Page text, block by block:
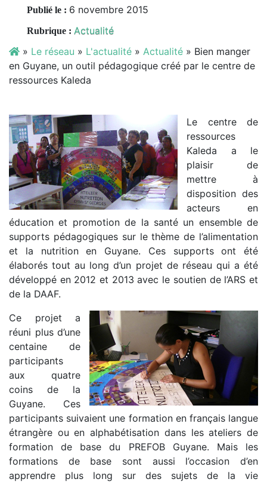
Publié le : 6 novembre 2015
Rubrique : Actualité
» Le réseau » L'actualité » Actualité » Bien manger
en Guyane, un outil pédagogique créé par le centre de
ressources Kaleda
Le centre de
ressources
Kaleda a le
plaisir de
mettre à
disposition des
acteurs en
éducation et promotion de la santé un ensemble de
supports pédagogiques sur le thème de l’alimentation
et la nutrition en Guyane. Ces supports ont été
élaborés tout au long d’un projet de réseau qui a été
développé en 2012 et 2013 avec le soutien de l’ARS et
de la DAAF.
Ce projet a
réuni plus d’une
centaine de
participants
aux quatre
coins de la
Guyane. Ces
participants suivaient une formation en français langue
étrangère ou en alphabétisation dans les ateliers de
formation de base du PREFOB Guyane. Mais les
formations de base sont aussi l’occasion d’en
apprendre plus long sur des sujets de la vie